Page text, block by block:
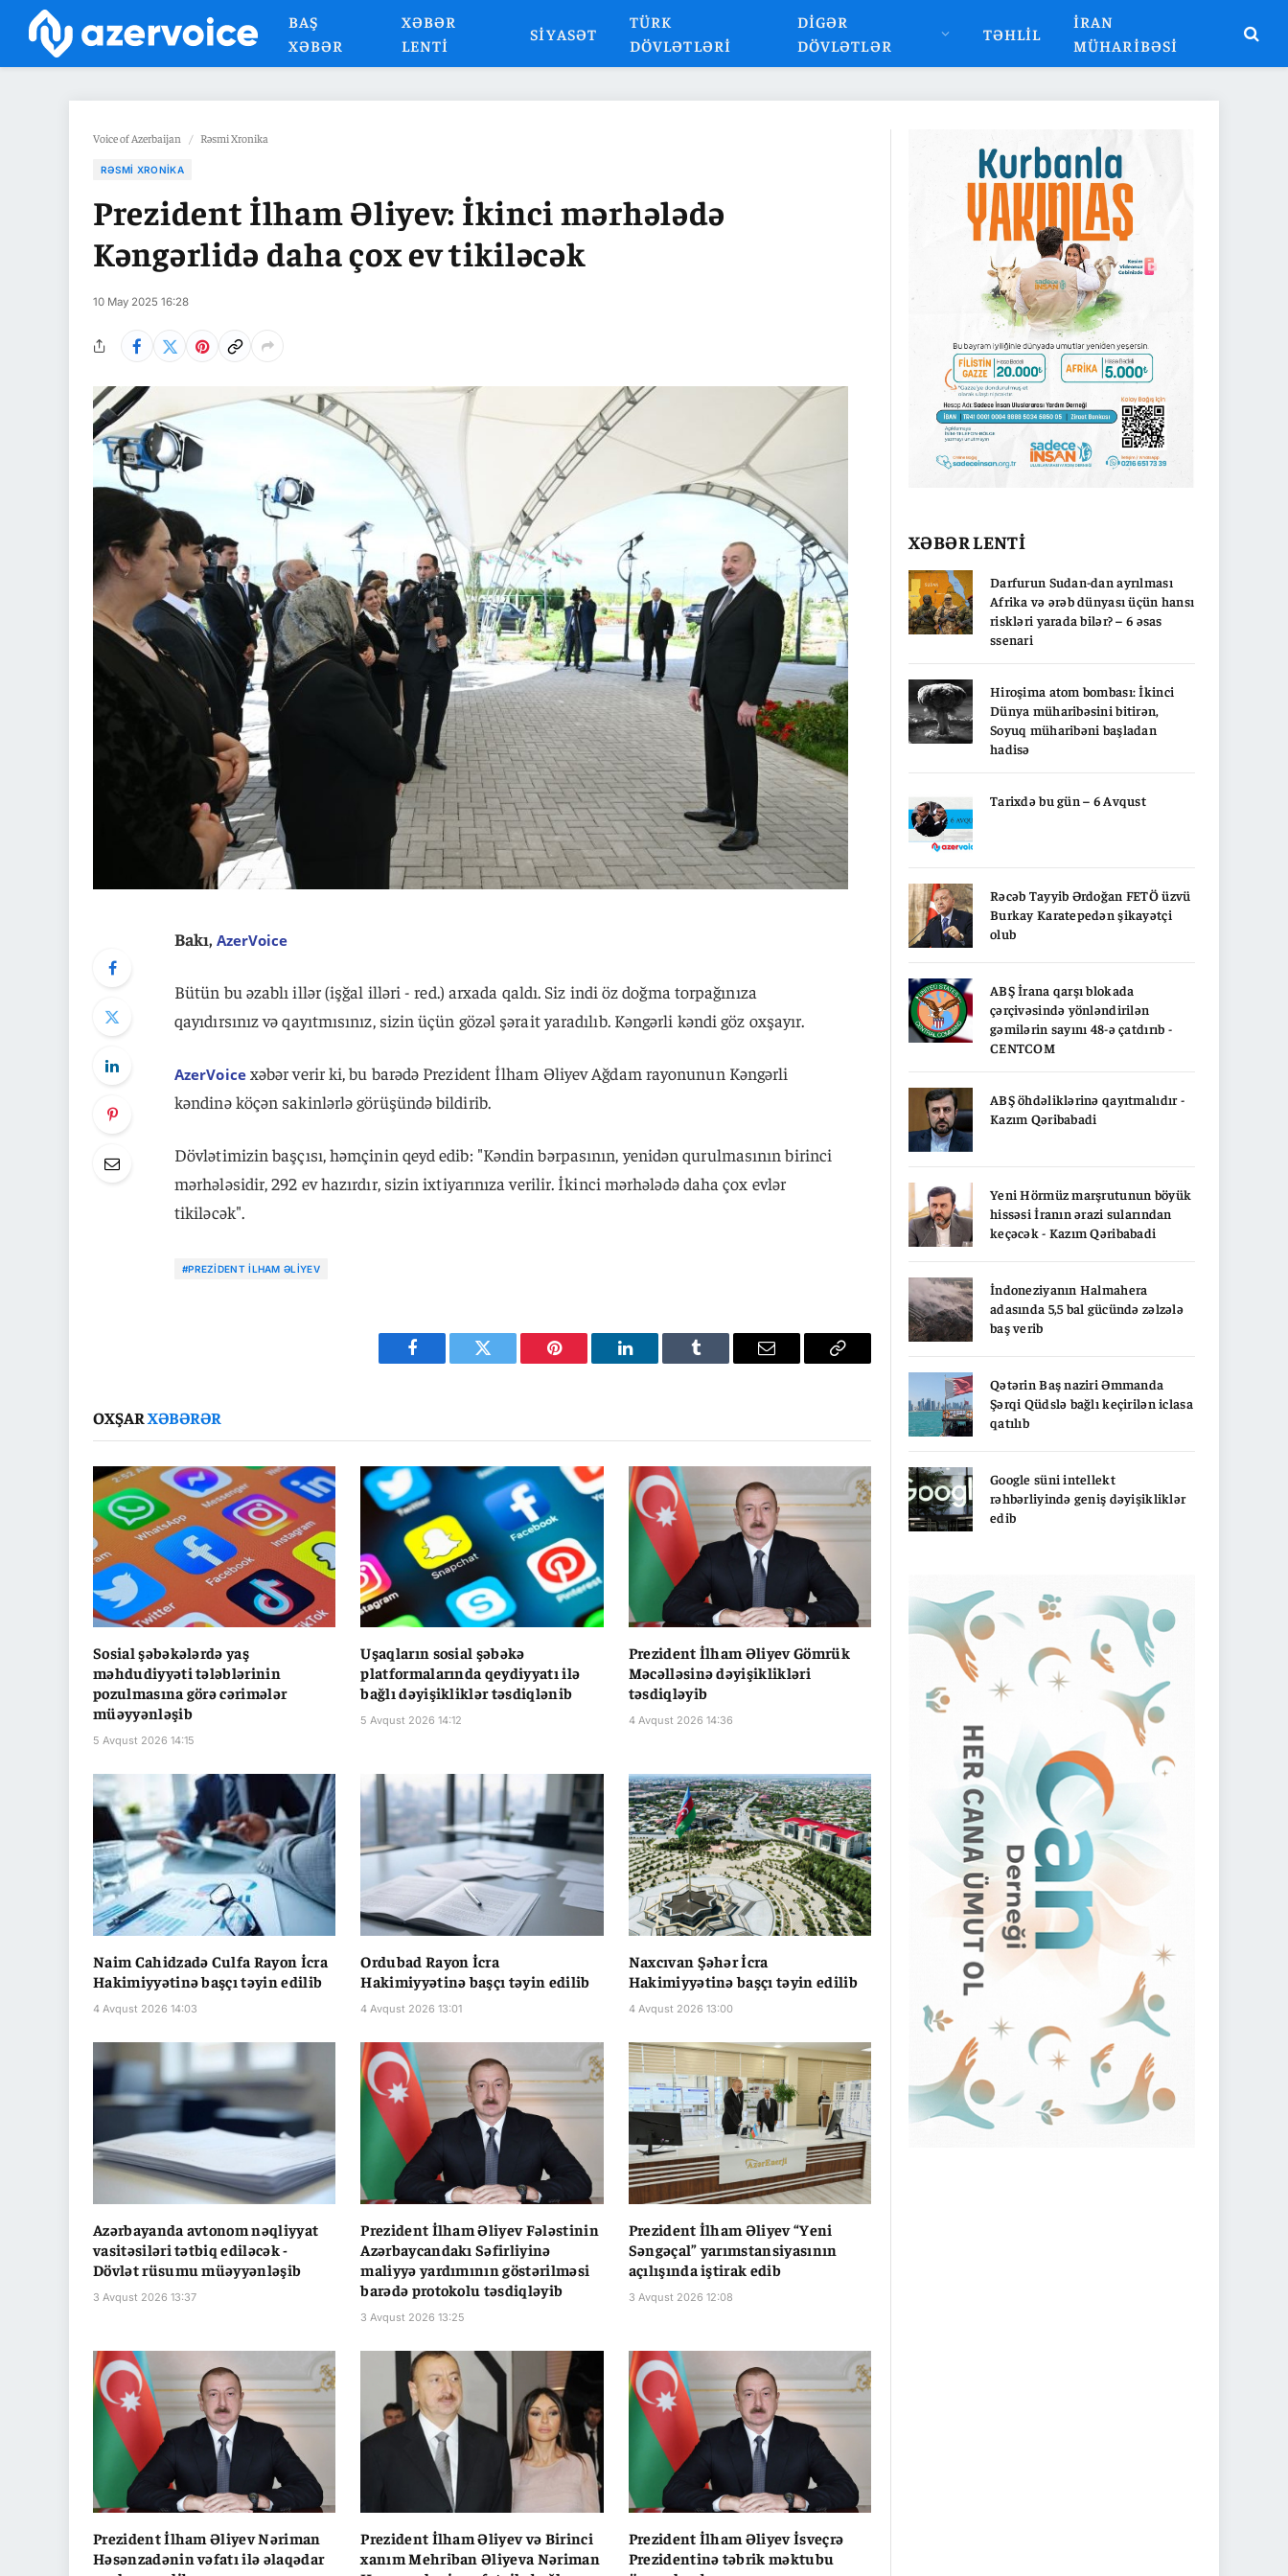
BAŞ
XƏBƏR
XƏBƏR
LENTI
SIYASƏT
TÜRK
DÖVLƏTLƏRI
DIGƏR
DÖVLƏTLƏR
TƏHLIL
İRAN
MÜHARIBƏSI
Voice of Azerbaijan / Rəsmi Xronika
RƏSMI XRONIKA
Prezident İlham Əliyev: İkinci mərhələdə
Kəngərlidə daha çox ev tikiləcək
10 May 2025 16:28
Bakı, AzerVoice
Bütün bu əzablı illər (işğal illəri - red.) arxada qaldı. Siz indi öz doğma torpağınıza
qayıdırsınız və qayıtmısınız, sizin üçün gözəl şərait yaradılıb. Kəngərli kəndi göz oxşayır.
AzerVoicexəbər verir ki, bu barədə Prezident İlham Əliyev Ağdam rayonunun Kəngərli
kəndinə köçən sakinlərlə görüşündə bildirib.
Dövlətimizin başçısı, həmçinin qeyd edib: "Kəndin bərpasının, yenidən qurulmasının birinci
mərhələsidir, 292 ev hazırdır, sizin ixtiyarınıza verilir. İkinci mərhələdə daha çox evlər
tikiləcək".
#PREZIDENT İLHAM ƏLIYEV
Facebook Twitter Pinterest LinkedIn Tumblr Email
Copy
OXŞARXƏBƏRƏR
Sosial şəbəkələrdə yaş
məhdudiyyəti tələblərinin
pozulmasına görə cərimələr
müəyyənləşib
5 Avqust 2026 14:15
Uşaqların sosial şəbəkə
platformalarında qeydiyyatı ilə
bağlı dəyişikliklər təsdiqlənib
5 Avqust 2026 14:12
Prezident İlham Əliyev Gömrük
Məcəlləsinə dəyişiklikləri
təsdiqləyib
4 Avqust 2026 14:36
Naim Cahidzadə Culfa Rayon İcra
Hakimiyyətinə başçı təyin edilib
4 Avqust 2026 14:03
Ordubad Rayon İcra
Hakimiyyətinə başçı təyin edilib
4 Avqust 2026 13:01
Naxcıvan Şəhər İcra
Hakimiyyətinə başçı təyin edilib
4 Avqust 2026 13:00
Azərbayanda avtonom nəqliyyat
vasitəsiləri tətbiq ediləcək -
Dövlət rüsumu müəyyənləşib
3 Avqust 2026 13:37
Prezident İlham Əliyev Fələstinin
Azərbaycandakı Səfirliyinə
maliyyə yardımının göstərilməsi
barədə protokolu təsdiqləyib
3 Avqust 2026 13:25
Prezident İlham Əliyev “Yeni
Səngəçal” yarımstansiyasının
açılışında iştirak edib
3 Avqust 2026 12:08
Prezident İlham Əliyev Nəriman
Həsənzadənin vəfatı ilə əlaqədar
Prezident İlham Əliyev və Birinci
xanım Mehriban Əliyeva Nəriman
Prezident İlham Əliyev İsveçrə
Prezidentinə təbrik məktubu
XƏBƏR LENTİ
Darfurun Sudan-dan ayrılması
Afrika və ərəb dünyası üçün hansı
riskləri yarada bilər? – 6 əsas
ssenari
Hiroşima atom bombası: İkinci
Dünya müharibəsini bitirən,
Soyuq müharibəni başladan
hadisə
Tarixdə bu gün – 6 Avqust
Rəcəb Tayyib Ərdoğan FETÖ üzvü
Burkay Karatepedən şikayətçi
olub
ABŞ İrana qarşı blokada
çərçivəsində yönləndirilən
gəmilərin sayını 48-ə çatdırıb -
CENTCOM
ABŞ öhdəliklərinə qayıtmalıdır -
Kazım Qəribabadi
Yeni Hörmüz marşrutunun böyük
hissəsi İranın ərazi sularından
keçəcək - Kazım Qəribabadi
İndoneziyanın Halmahera
adasında 5,5 bal gücündə zəlzələ
baş verib
Qətərin Baş naziri Əmmanda
Şərqi Qüdslə bağlı keçirilən iclasa
qatılıb
Google süni intellekt
rəhbərliyində geniş dəyişikliklər
edib